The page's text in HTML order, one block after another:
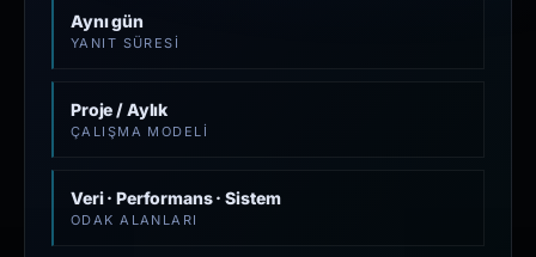
Aynı gün
YANIT SÜRESI
Proje / Aylık
ÇALIŞMA MODELI
Veri · Performans · Sistem
ODAK ALANLARI